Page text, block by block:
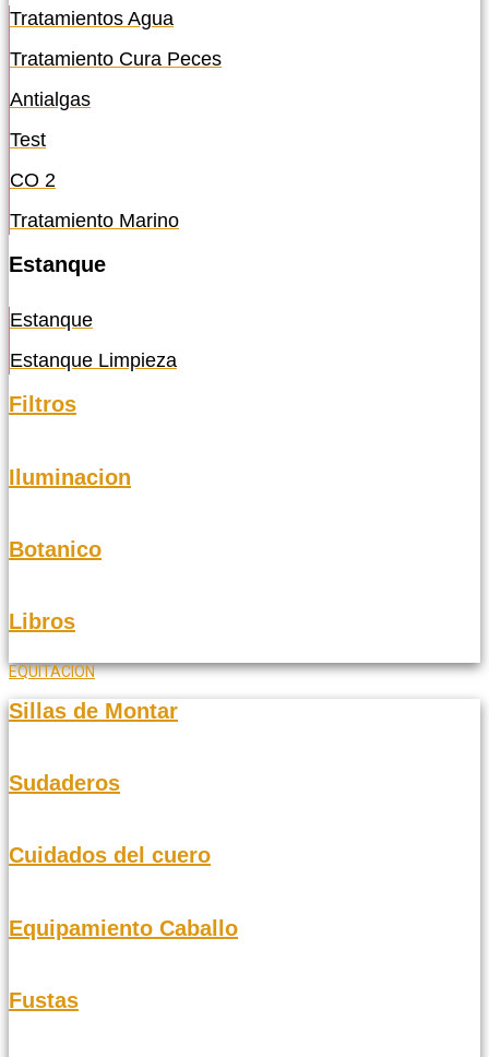
Tratamientos Agua
Tratamiento Cura Peces
Antialgas
Test
CO 2
Tratamiento Marino
Estanque
Estanque
Estanque Limpieza
Filtros
Iluminacion
Botanico
Libros
EQUITACION
Sillas de Montar
Sudaderos
Cuidados del cuero
Equipamiento Caballo
Fustas